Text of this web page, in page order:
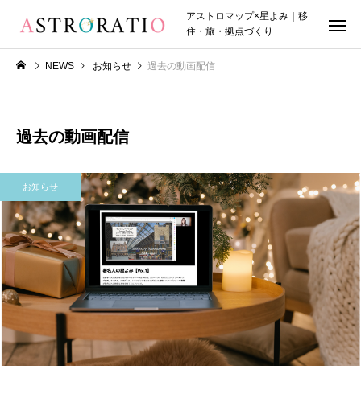
アストロマップ×星よみ｜移
住・旅・拠点づくり
NEWS お知らせ 過去の動画配信
過去の動画配信
お知らせ